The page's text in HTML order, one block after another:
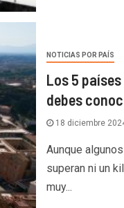
NOTICIAS POR PAÍS
Los 5
debes
18 diciembre
Aunque
superan ni un
muy...